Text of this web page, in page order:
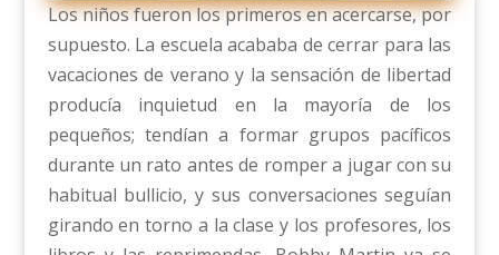
Los niños fueron los primeros en acercarse, por
supuesto. La escuela acababa de cerrar para las
vacaciones de verano y la sensación de libertad
producía inquietud en la mayoría de los
pequeños; tendían a formar grupos pacíficos
durante un rato antes de romper a jugar con su
habitual bullicio, y sus conversaciones seguían
girando en torno a la clase y los profesores, los